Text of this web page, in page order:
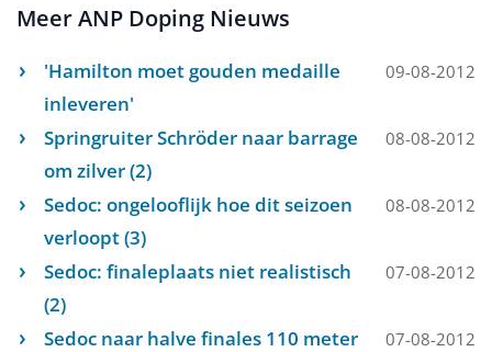
Meer ANP Doping Nieuws
'Hamilton moet gouden medaille
inleveren'
09-08-2012
Springruiter Schröder naar barrage
om zilver (2)
08-08-2012
Sedoc: ongelooflijk hoe dit seizoen
verloopt (3)
08-08-2012
Sedoc: finaleplaats niet realistisch
(2)
07-08-2012
Sedoc naar halve finales 110 meter
07-08-2012